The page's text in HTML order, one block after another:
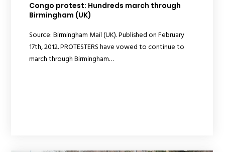
Congo protest: Hundreds march through
Birmingham (UK)
Source: Birmingham Mail (UK). Published on February
17th, 2012. PROTESTERS have vowed to continue to
march through Birmingham…